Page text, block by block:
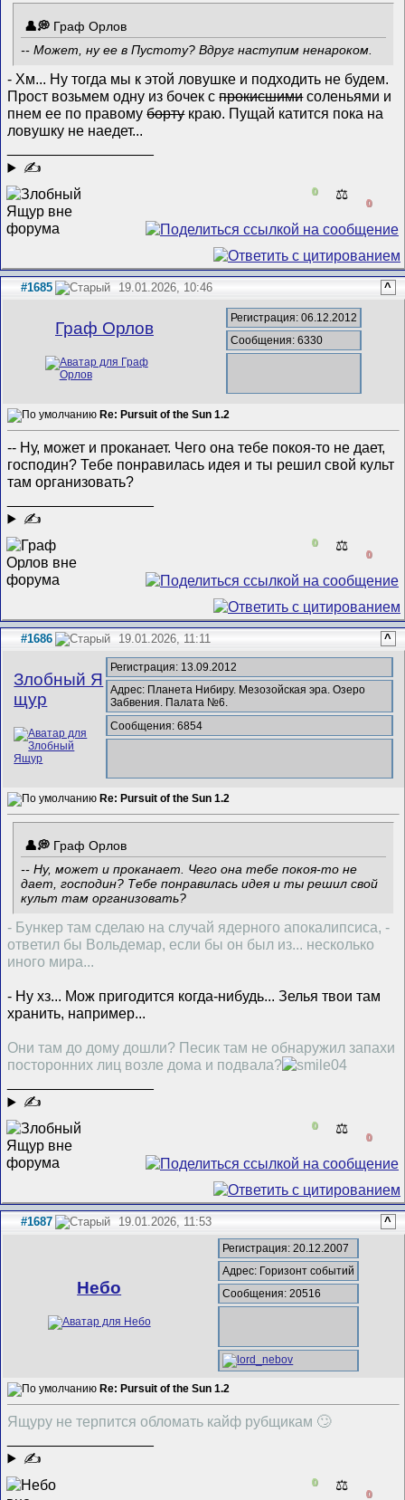
Граф Орлов
-- Может, ну ее в Пустоту? Вдруг наступим ненароком.
- Хм... Ну тогда мы к этой ловушке и подходить не будем.
Прост возьмем одну из бочек спрокисшимисоленьями и
пнем ее по правомубортукраю. Пущай катится пока на
ловушку не наедет...
✍
0 ⚖️
0
#1685 19.01.2026, 10:46 ^
Граф Орлов
Регистрация: 06.12.2012
Сообщения: 6330
Re: Pursuit of the Sun 1.2
-- Ну, может и проканает. Чего она тебе покоя-то не дает,
господин? Тебе понравилась идея и ты решил свой культ
там организовать?
✍
0 ⚖️
0
#1686 19.01.2026, 11:11 ^
Злобный Я
щур
Регистрация: 13.09.2012
Адрес: Планета Нибиру. Мезозойская эра. Озеро
Забвения. Палата №6.
Сообщения: 6854
Re: Pursuit of the Sun 1.2
Граф Орлов
-- Ну, может и проканает. Чего она тебе покоя-то не
дает, господин? Тебе понравилась идея и ты решил свой
культ там организовать?
- Бункер там сделаю на случай ядерного апокалипсиса, -
ответил бы Вольдемар, если бы он был из... несколько
иного мира...
- Ну хз... Мож пригодится когда-нибудь... Зелья твои там
хранить, например...
Они там до дому дошли? Песик там не обнаружил запахи
посторонних лиц возле дома и подвала?
✍
0 ⚖️
0
#1687 19.01.2026, 11:53 ^
Небо
Регистрация: 20.12.2007
Адрес: Горизонт событий
Сообщения: 20516
Re: Pursuit of the Sun 1.2
Ящуру не терпится обломать кайф рубщикам 🙄
✍
0 ⚖️
0